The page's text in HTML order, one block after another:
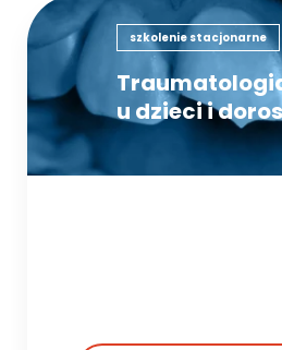
szkolenie stacjonarne
u dzieci i